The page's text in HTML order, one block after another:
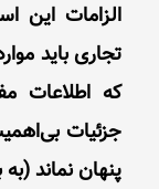
الزامات این
تجاری باید
که اطلاعات
جزئیات
پنهان نماند (به بندهای